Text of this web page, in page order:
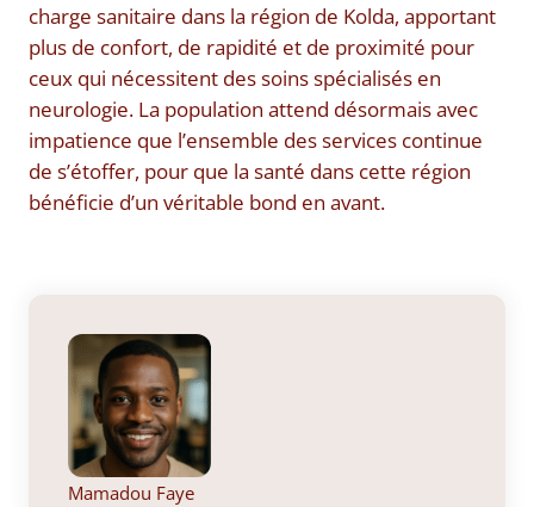
charge sanitaire dans la région de Kolda, apportant
plus de confort, de rapidité et de proximité pour
ceux qui nécessitent des soins spécialisés en
neurologie. La population attend désormais avec
impatience que l’ensemble des services continue
de s’étoffer, pour que la santé dans cette région
bénéficie d’un véritable bond en avant.
Mamadou Faye